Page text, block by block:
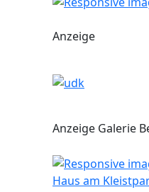
Anzeige
Anzeige Galerie
Haus am